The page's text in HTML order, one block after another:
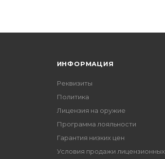
ИНФОРМАЦИЯ
Реквизиты
Политика
Лицензия на оружие
Программа лояльности
Гарантия низких цен
Условия продажи лицензионных